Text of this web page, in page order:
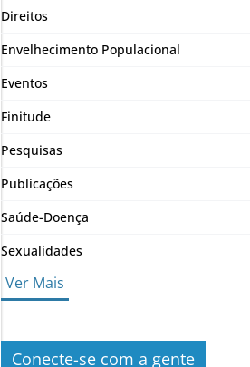
Direitos
Envelhecimento Populacional
Eventos
Finitude
Pesquisas
Publicações
Saúde-Doença
Sexualidades
Ver Mais
Conecte-se com a gente